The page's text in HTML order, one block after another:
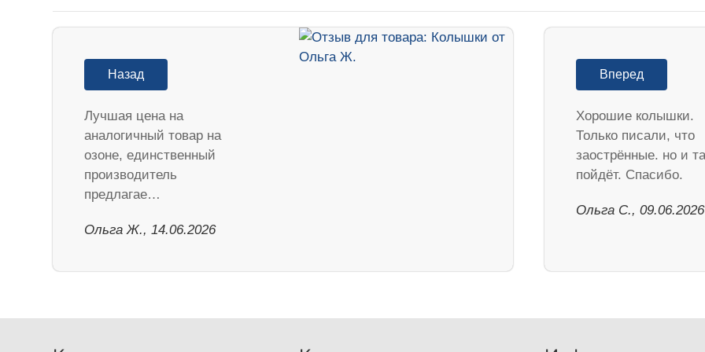
Назад
Лучшая цена на
аналогичный товар на
озоне, единственный
производитель
предлагае…
Ольга Ж., 14.06.2026
Вперед
Хорошие колышки.
Только писали, что
заострённые. но и
пойдёт. Спасибо.
Ольга С., 09.06.2026